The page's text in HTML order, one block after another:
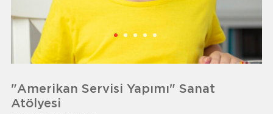
"Amerikan Servisi Yapımı" Sanat
Atölyesi